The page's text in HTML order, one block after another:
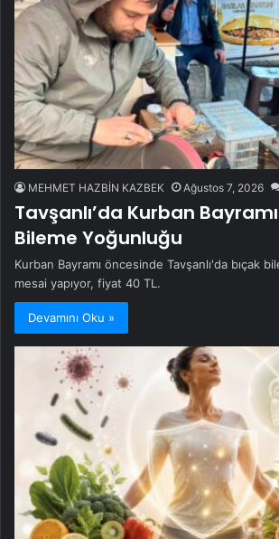
MEHMET HAZBİN KAZBEK Ağustos 7, 2026
Tavşanlı’da Kurban
Bileme Yoğunluğu
Kurban Bayramı öncesinde Tavşanlı'da bıçak
mesai yapıyor, fiyat 40 TL.
Devamını Oku »